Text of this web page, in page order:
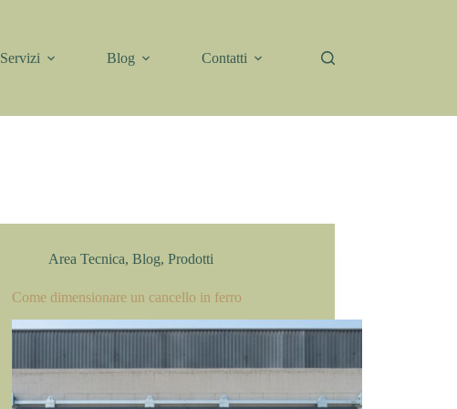
Servizi Blog Contatti
Area Tecnica,Blog,Prodotti
Come dimensionare un cancello in ferro